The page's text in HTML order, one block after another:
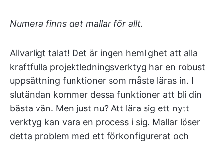
Numera finns det mallar för allt.
Allvarligt talat! Det är ingen hemlighet att alla
kraftfulla projektledningsverktyg har en robust
uppsättning funktioner som måste läras in. I
slutändan kommer dessa funktioner att bli din
bästa vän. Men just nu? Att lära sig ett nytt
verktyg kan vara en process i sig. Mallar löser
detta problem med ett förkonfigurerat och